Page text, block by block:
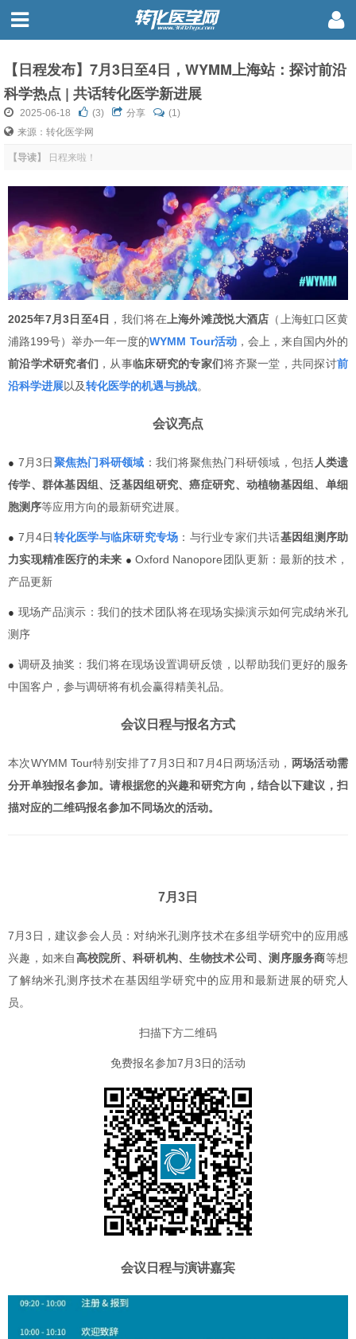
【日程发布】7月3日至4日，WYMM上海站：探讨前沿
科学热点 | 共话转化医学新进展
2025-06-18 (3) 分享
(1)
来源：转化医学网
【导读】 日程来啦！
2025年7月3日至4日 ，我们将在上海外滩茂悦大酒店 （上海虹口区黄
浦路199号）举办一年一度的WYMM Tour活动，会上，来自国内外的
前沿学术研究者们 ，从事临床研究的专家们将齐聚一堂，共同探讨前
沿科学进展以及转化医学的机遇与挑战。
会议亮点
● 7月3日聚焦热门科研领域 ：我们将聚焦热门科研领域，包括 人类遗
传学、群体基因组、泛基因组研究、癌症研究、动植物基因组、单细
胞测序等应用方向的最新研究进展。
● 7月4日转化医学与临床研究专场 ：与行业专家们共话基因组测序助
力实现精准医疗的未来 ●Oxford Nanopore团队更新：最新的技术，
产品更新
● 现场产品演示：我们的技术团队将在现场实操演示如何完成纳米孔
测序
● 调研及抽奖：我们将在现场设置调研反馈，以帮助我们更好的服务
中国客户，参与调研将有机会赢得精美礼品。
会议日程与报名方式
本次WYMM Tour特别安排了7月3日和7月4日两场活动， 两场活动需
分开单独报名参加。请根据您的兴趣和研究方向，结合以下建议，扫
描对应的二维码报名参加不同场次的活动。
7月3日
7 月3日，建议参会人员：对纳米孔测序技术在多组学研究中的应用感
兴趣，如来自高校院所、科研机构、生物技术公司、测序服务商等想
了解纳米孔测序技术在基因组学研究中的应用和最新进展的研究人
员。
扫描下方二维码
免费报名参加7月3日的活动
会议日程与演讲嘉宾